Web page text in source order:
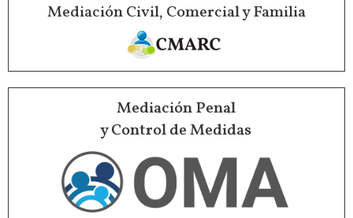
Mediación Civil, Comercial y Familia
Mediación Penal
y Control de Medidas